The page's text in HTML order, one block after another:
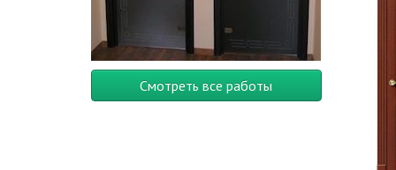
Смотреть все работы